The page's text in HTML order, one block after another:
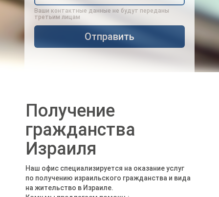
Ваши контактные данные не будут переданы
третьим лицам
Получение
гражданства
Израиля
Наш офис специализируется на оказание услуг
по получению израильского гражданства и вида
на жительство в Израиле.